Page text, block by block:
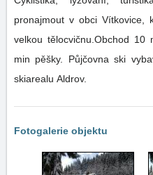
pronajmout v obci Vítkovice,
velkou tělocvičnu.Obchod
min pěšky. Půjčovna ski
skiarealu Aldrov.
Fotogalerie objektu